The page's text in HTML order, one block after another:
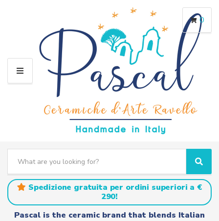
M
a
t
g
a
r
c
h
S
e
a
r
c
h
Spedizione gratuita per ordini superiori a €
290!
Pascal is the ceramic brand that blends Italian
0